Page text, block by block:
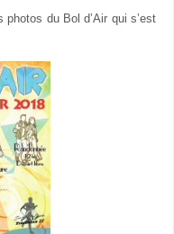
du Bol d’Air qui s’est